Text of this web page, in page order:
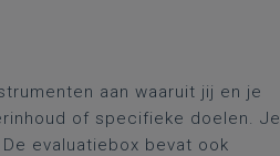
aan waaruit jij en je
of specifieke doelen. Je
evaluatiebox bevat ook